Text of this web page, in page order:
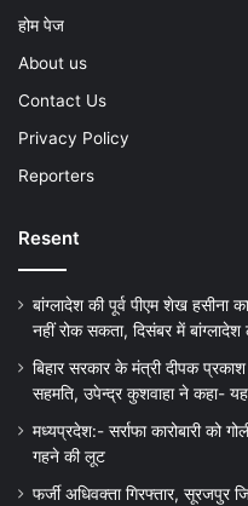
होम पेज
About us
Contact Us
Privacy Policy
Reporters
Resent
बांग्लादेश की पूर्व पीएम शेख हसीना
नहीं रोक सकता, दिसंबर में बांग्लादेश
बिहार सरकार के मंत्री दीपक
सहमति, उपेन्द्र कुशवाहा ने कहा- यह
मध्यप्रदेश:- सर्राफा कारोबारी को
गहने की लूट
फर्जी अधिवक्ता गिरफ्तार, सूरजपुर